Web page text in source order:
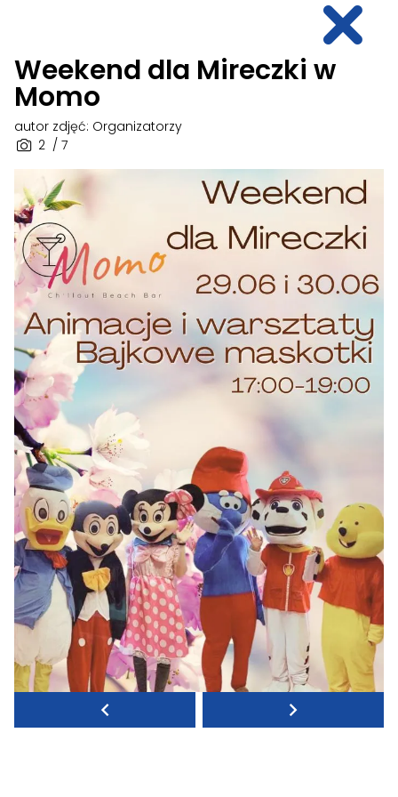
Weekend dla Mireczki w
Momo
2 / 7
autor zdjęć: Organizatorzy